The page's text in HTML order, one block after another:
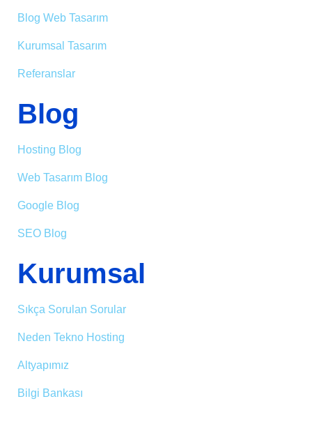
Blog Web Tasarım
Kurumsal Tasarım
Referanslar
Blog
Hosting Blog
Web Tasarım Blog
Google Blog
SEO Blog
Kurumsal
Sıkça Sorulan Sorular
Neden Tekno Hosting
Altyapımız
Bilgi Bankası